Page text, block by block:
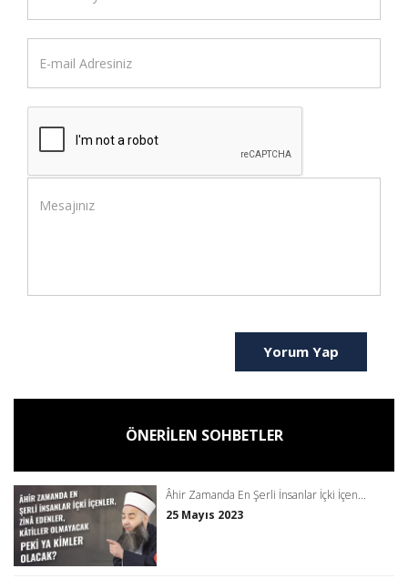
Yorum Yap
ÖNERİLEN SOHBETLER
Âhir Zamanda En Şerli İnsanlar İçki İçen...
25 Mayıs 2023